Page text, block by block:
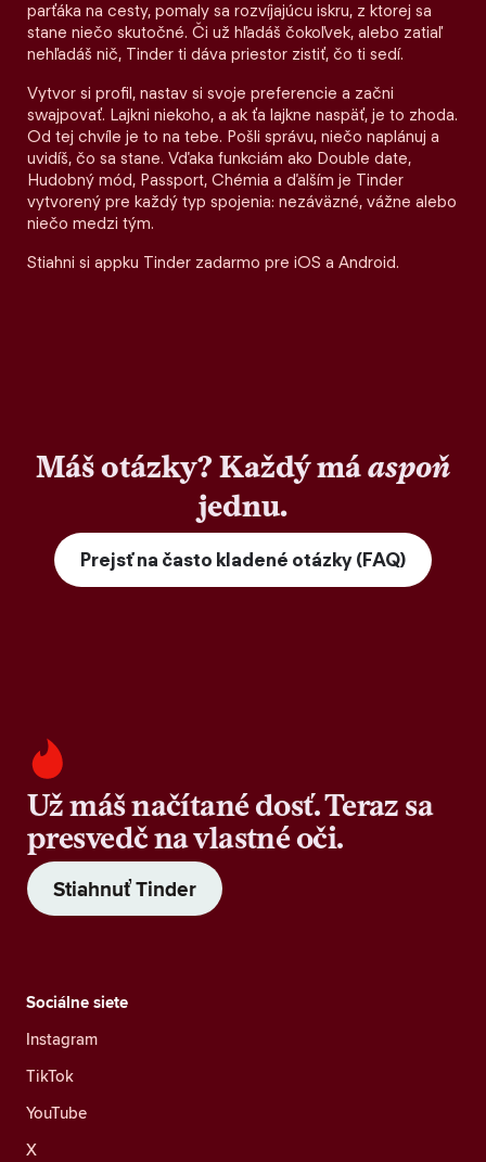
parťáka na cesty, pomaly sa rozvíjajúcu iskru, z ktorej sa
stane niečo skutočné. Či už hľadáš čokoľvek, alebo zatiaľ
nehľadáš nič, Tinder ti dáva priestor zistiť, čo ti sedí.
Vytvor si profil, nastav si svoje preferencie a začni
swajpovať. Lajkni niekoho, a ak ťa lajkne naspäť, je to zhoda.
Od tej chvíle je to na tebe. Pošli správu, niečo naplánuj a
uvidíš, čo sa stane. Vďaka funkciám ako Double date,
Hudobný mód, Passport, Chémia a ďalším je Tinder
vytvorený pre každý typ spojenia: nezáväzné, vážne alebo
niečo medzi tým.
Stiahni si appku Tinder zadarmo pre iOS a Android.
Máš otázky? Každý máaspoň
jednu.
Prejsť na často kladené otázky (FAQ)
Už máš načítané dosť. Teraz sa
presvedč na vlastné oči.
Stiahnuť Tinder
Sociálne siete
Instagram
TikTok
YouTube
X